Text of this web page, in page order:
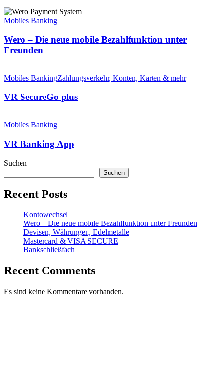
Wero
–
neue
mobile
Bezahlfunktion
Mobiles Banking
Wero – Die neue mobile Bezahlfunktion unter
Freunden
SecureGo
Mobiles BankingZahlungsverkehr, Konten, Karten & mehr
VR SecureGo plus
Banking
Mobiles Banking
VR Banking App
Suchen
Suchen
Recent Posts
Kontowechsel
Wero – Die neue mobile Bezahlfunktion unter Freunden
Devisen, Währungen, Edelmetalle
Mastercard & VISA SECURE
Bankschließfach
Recent Comments
Es sind keine Kommentare vorhanden.